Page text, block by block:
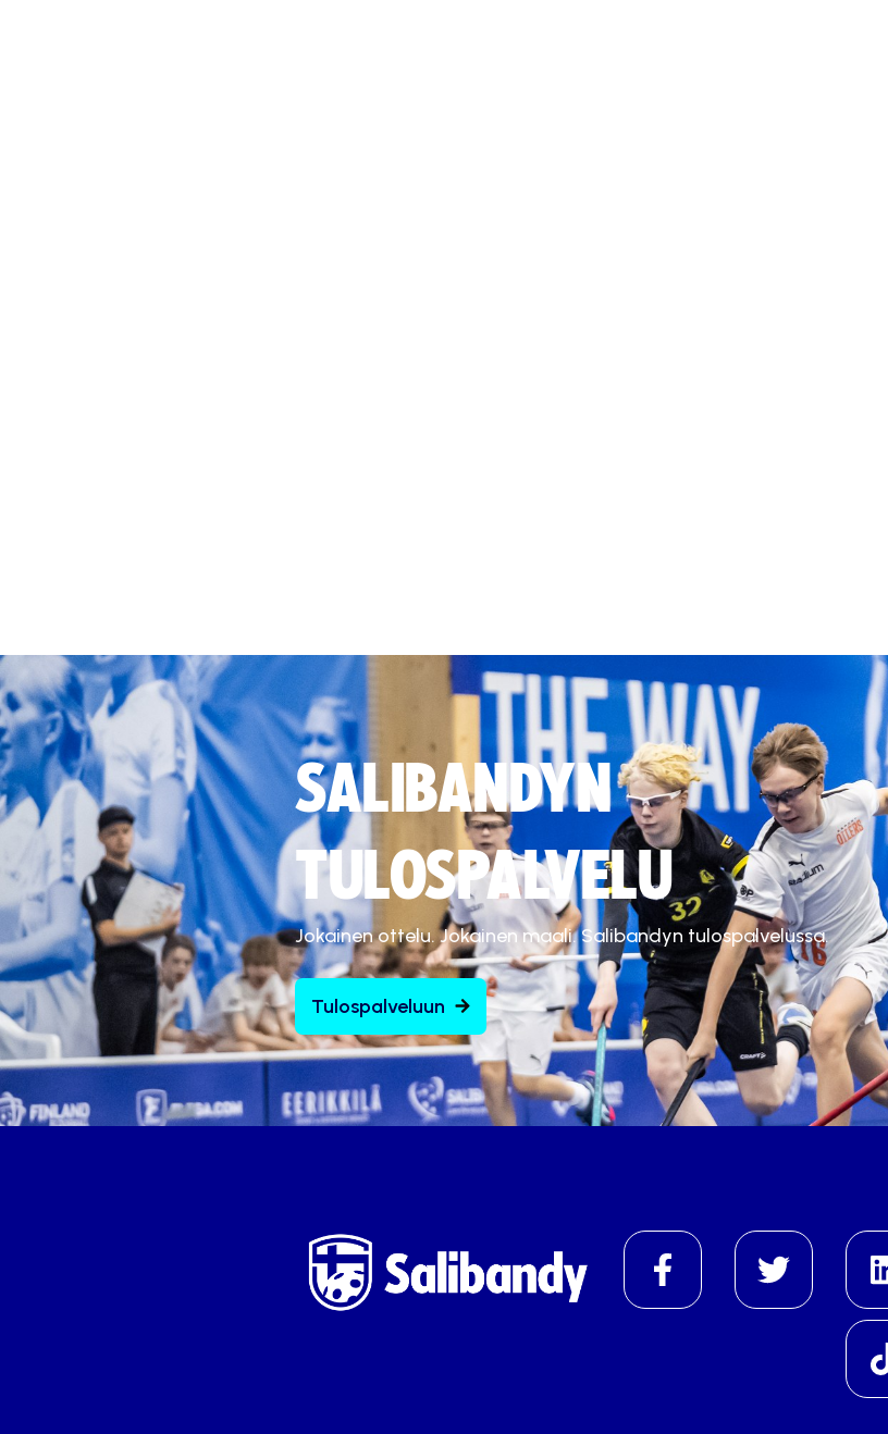
SALIBANDYN
TULOSPALVELU
Jokainen ottelu. Jokainen maali. Salibandyn tulospalvelussa.
Tulospalveluun